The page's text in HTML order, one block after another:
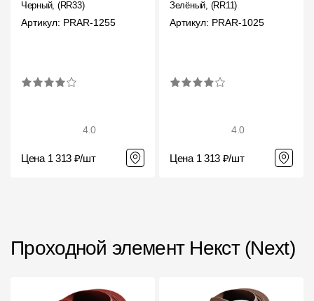
Чертежи
Текстуры
Вопрос-ответ/Faq
Сервисы
Цены
Компания
Черный, (RR33)
Артикул: PRAR-1255
4.0
Цена 1 313 ₽/шт
Зелёный, (RR11)
Артикул: PRAR-1025
4.0
Цена 1 313 ₽/шт
Проходной элемент Некст (Next)